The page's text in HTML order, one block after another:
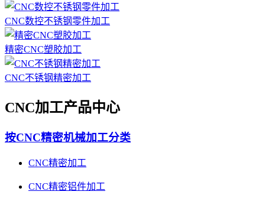
CNC数控不锈钢零件加工
精密CNC塑胶加工
CNC不锈钢精密加工
CNC加工产品中心
按CNC精密机械加工分类
CNC精密加工
CNC精密铝件加工